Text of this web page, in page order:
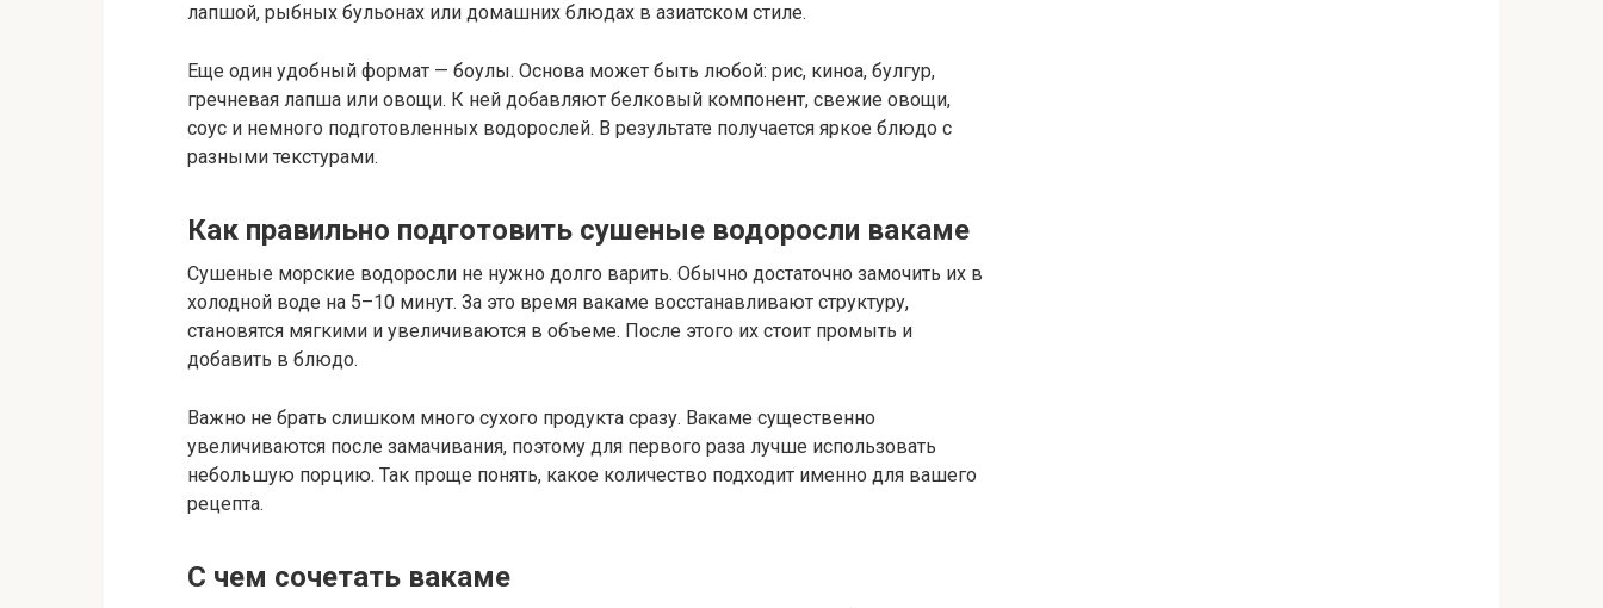
лапшой, рыбных бульонах или домашних блюдах в азиатском стиле.
Еще один удобный формат — боулы. Основа может быть любой: рис, киноа, булгур,
гречневая лапша или овощи. К ней добавляют белковый компонент, свежие овощи,
соус и немного подготовленных водорослей. В результате получается яркое блюдо с
разными текстурами.
Как правильно подготовить сушеные водоросли вакаме
Сушеные морские водоросли не нужно долго варить. Обычно достаточно замочить их в
холодной воде на 5–10 минут. За это время вакаме восстанавливают структуру,
становятся мягкими и увеличиваются в объеме. После этого их стоит промыть и
добавить в блюдо.
Важно не брать слишком много сухого продукта сразу. Вакаме существенно
увеличиваются после замачивания, поэтому для первого раза лучше использовать
небольшую порцию. Так проще понять, какое количество подходит именно для вашего
рецепта.
С чем сочетать вакаме